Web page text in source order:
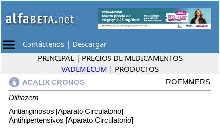
Contáctenos | Descargar
PRINCIPAL | PRECIOS DE MEDICAMENTOS
VADEMECUM | PRODUCTOS
ACALIX CRONOS
ROEMMERS
Diltiazem
Antianginosos [Aparato Circulatorio]
Antihipertensivos [Aparato Circulatorio]